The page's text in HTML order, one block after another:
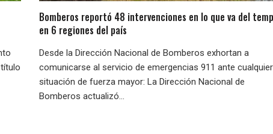
Bomberos reportó 48 intervenciones en lo que va del
en 6 regiones del país
Desde la Dirección Nacional de Bomberos exhortan a
comunicarse al servicio de emergencias 911 ante cualquier
situación de fuerza mayor: La Dirección Nacional de
Bomberos actualizó...